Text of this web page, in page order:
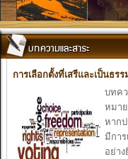
การเลือกตั้งที่เสรีและเป็นธรร
บทค
หมาย
หากป
มีการ
อย่าง